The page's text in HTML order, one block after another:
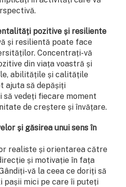
pozitive și resiliente
și resilientă poate face
Concentrați-vă
din viața voastră și
abilitățile și calitățile
ajuta să depășiți
vedeți fiecare moment
de creștere și învățare.
și găsirea unui sens în
realiste și orientarea către
și motivație în fața
vă la ceea ce doriți să
pașii mici pe care îi puteți